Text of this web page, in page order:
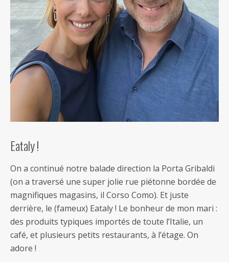
Eataly !
On a continué notre balade direction la Porta Gribaldi
(on a traversé une super jolie rue piétonne bordée de
magnifiques magasins, il Corso Como). Et juste
derrière, le (fameux) Eataly ! Le bonheur de mon mari :
des produits typiques importés de toute l’Italie, un
café, et plusieurs petits restaurants, à l’étage. On
adore !